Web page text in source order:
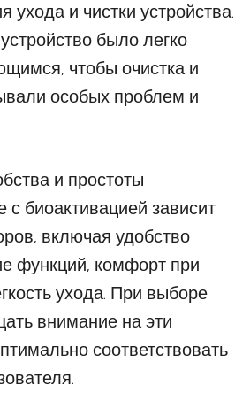
ухода и чистки устройства.
было легко
чтобы очистка и
особых проблем и
и простоты
с биоактивацией зависит
включая удобство
функций, комфорт при
ухода. При выборе
внимание на эти
соответствовать